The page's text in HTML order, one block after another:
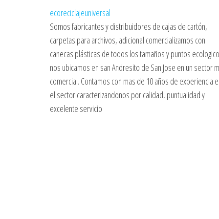
ecoreciclajeuniversal
Somos fabricantes y distribuidores de cajas de cartón,
carpetas para archivos, adicional comercializamos con
canecas plásticas de todos los tamaños y puntos
nos ubicamos en san Andresito de San Jose en un sector
comercial. Contamos con mas de 10 años de experiencia
el sector caracterizandonos por calidad, puntualidad y
excelente servicio